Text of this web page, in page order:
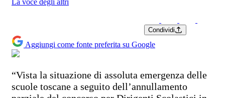
Condividi
Aggiungi come fonte preferita su Google
“Vista la situazione di assoluta emergenza delle
scuole toscane a seguito dell’annullamento